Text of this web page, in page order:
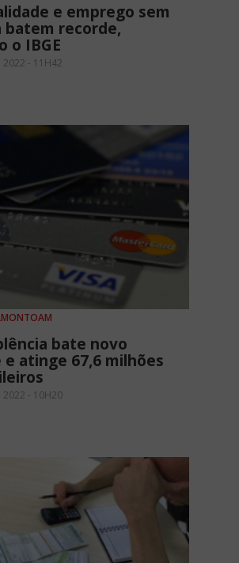
e emprego sem
batem recorde,
o IBGE
2022 - 11H42
bate novo
e atinge 67,6 milhões
2022 - 10H20